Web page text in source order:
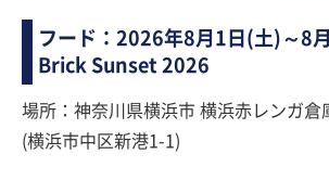
フード：2026年8月1日(土)～8
Brick Sunset 2026
場所：神奈川県横浜市 横浜赤レンガ倉
(横浜市中区新港1-1)